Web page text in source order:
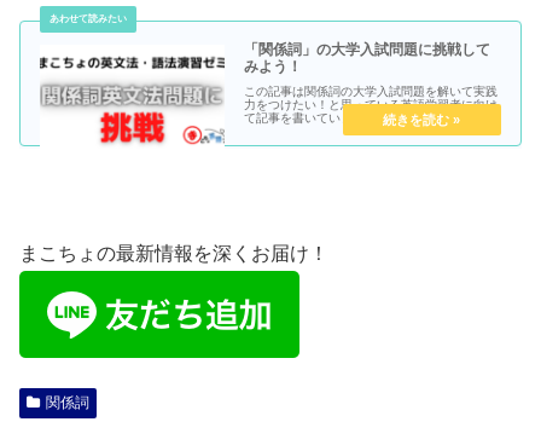
「関係詞」の大学入試問題に挑戦して
みよう！
この記事は関係詞の大学入試問題を解いて実践
力をつけたい！と思っている英語学習者に向け
て記事を書いています。
まこちょの最新情報を深くお届け！
関係詞